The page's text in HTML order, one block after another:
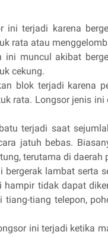
ini terjadi karena
rata atau
muncul akibat
cekung.
blok terjadi karena
rata. Longsor jenis
terjadi saat
jatuh bebas.
terutama di daerah
bergerak lambat serta
hampir tidak dapat
tiang-tiang telepon,
ini terjadi ketika